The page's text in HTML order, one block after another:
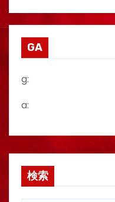
GA
g:
a:
検索